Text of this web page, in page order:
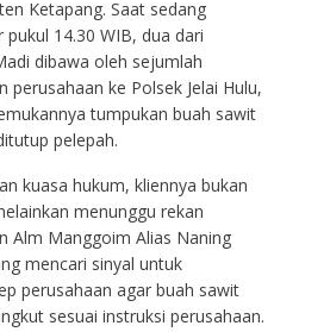
Ketapang. Saat sedang
14.30 WIB, dua dari
dibawa oleh sejumlah
perusahaan ke Polsek Jelai Hulu,
tumpukan buah sawit
pelepah.
kuasa hukum, kliennya bukan
menunggu rekan
Alm Manggoim Alias Naning
mencari sinyal untuk
perusahaan agar buah sawit
sesuai instruksi perusahaan.